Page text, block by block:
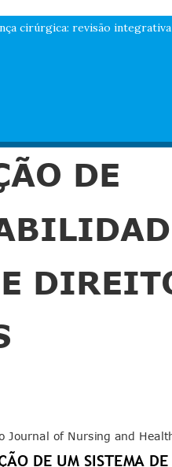
cirúrgica: revisão integrativa